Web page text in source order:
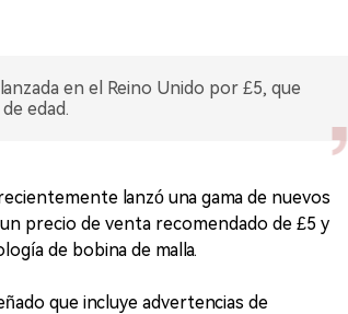
en el Reino Unido por £5, que
edad.
lanzó una gama de nuevos
precio de venta recomendado de £5 y
de bobina de malla.
que incluye advertencias de